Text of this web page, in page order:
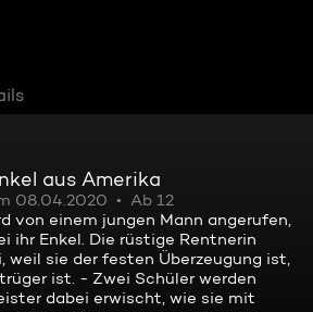
aus Amerika
08.04.2020
Ab 12
von einem jungen Mann angerufen,
ihr Enkel. Die rüstige Rentnerin
weil sie der festen Überzeugung ist,
ist. - Zwei Schüler werden
dabei erwischt, wie sie mit